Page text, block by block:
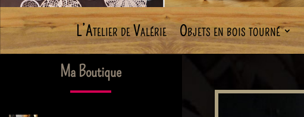
L’Atelier de Valérie Objets en bois tourné
Ma Boutique